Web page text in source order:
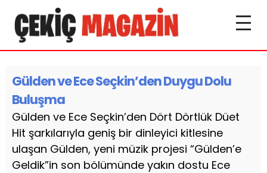
Gülden ve Ece Seçkin’den Duygu Dolu
Buluşma
Gülden ve Ece Seçkin’den Dört Dörtlük Düet
Hit şarkılarıyla geniş bir dinleyici kitlesine
ulaşan Gülden, yeni müzik projesi “Gülden’e
Geldik”in son bölümünde yakın dostu Ece